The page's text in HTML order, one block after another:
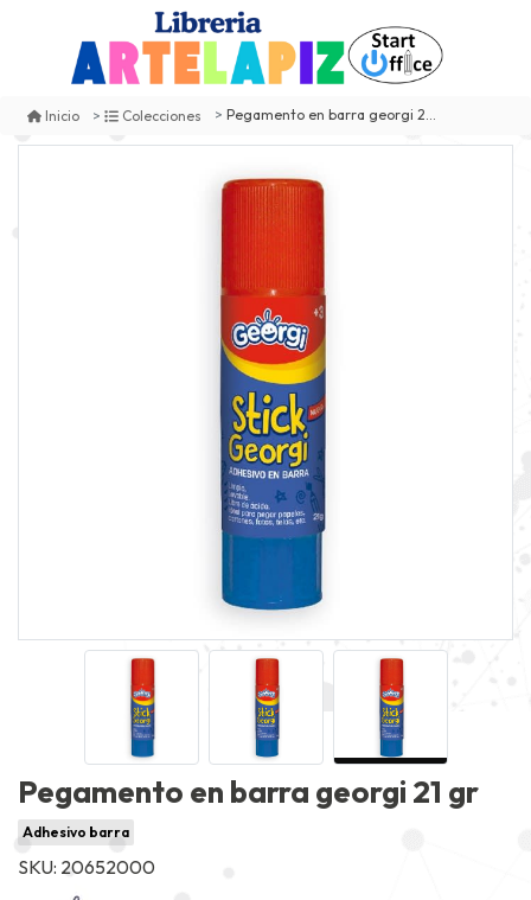
Inicio Colecciones Pegamento en barra georgi 21 gr
Pegamento en barra georgi 21 gr
Adhesivo barra
SKU: 20652000